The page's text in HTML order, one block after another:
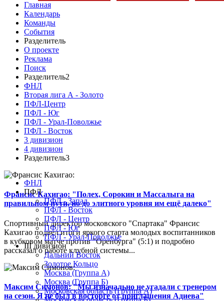
Главная
Календарь
Команды
События
Разделитель
О проекте
Реклама
Поиск
Разделитель2
ФНЛ
Вторая лига А - Золото
ПФЛ-Центр
ПФЛ - Юг
ПФЛ - Урал-Поволжье
ПФЛ - Восток
3 дивизион
4 дивизион
Разделитель3
Франсис Кахигао: "Полех, Сорокин и Массалыга на
правильном пути, но до элитного уровня им ещё далеко"
Спортивный директор московского "Спартака" Франсис
Кахигао подвел итоги яркого старта молодых воспитанников
в кубковом матче против "Оренбурга" (5:1) и подробно
рассказал о работе клубной системы...
Максим Симонов: "Мы изначально не угадали с тренером
на сезон. Я не был в восторге от приглашения Адиева"
ФНЛ
ПФЛ
ПФЛ - Запад
ПФЛ - Восток
ПФЛ - Центр
ПФЛ - Юг
ПФЛ - Урал-Поволжье
III дивизион
Дальний Восток
Золотое Кольцо
Москва (Группа А)
Москва (Группа Б)
Московская область (Группа А)